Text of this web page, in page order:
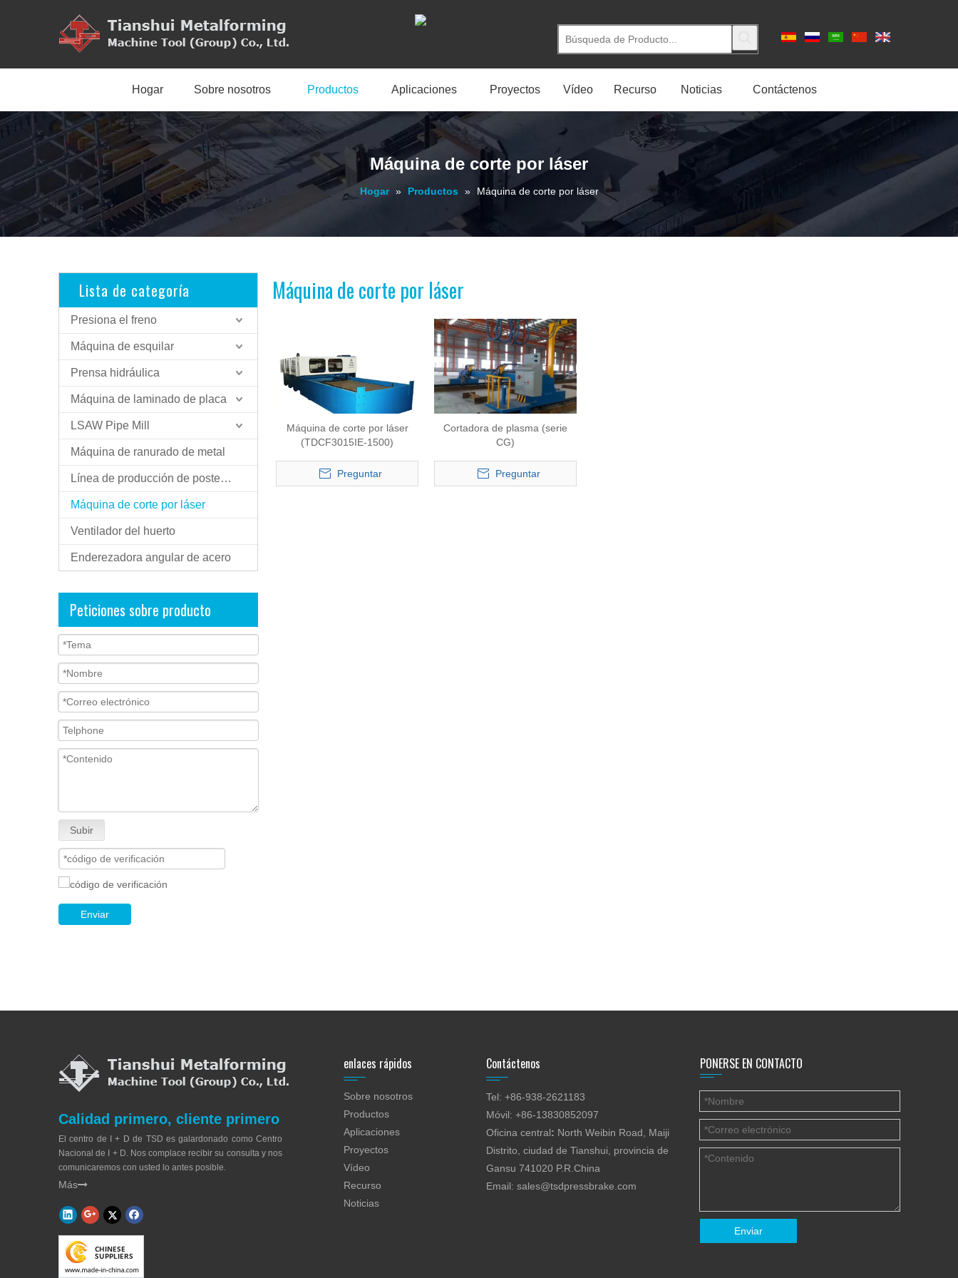
Hogar Sobre nosotros Productos Aplicaciones Proyectos Vídeo Recurso Noticias Contáctenos
Máquina de corte por láser
Hogar » Productos » Máquina de corte por láser
Lista de categoría
Presiona el freno
Máquina de esquilar
Prensa hidráulica
Máquina de laminado de placa
LSAW Pipe Mill
Máquina de ranurado de metal
Línea de producción de postes ligeros
Máquina de corte por láser
Ventilador del huerto
Enderezadora angular de acero
Peticiones sobre producto
Subir
Enviar
Máquina de corte por láser
Máquina de corte por láser
(TDCF3015IE-1500)
Preguntar
Cortadora de plasma (serie
CG)
Preguntar
Calidad primero, cliente primero
El centro de I + D de TSD es galardonado como Centro
Nacional de I + D. Nos complace recibir su consulta y nos
comunicaremos con usted lo antes posible.
Más
enlaces rápidos
Sobre nosotros
Productos
Aplicaciones
Proyectos
Vídeo
Recurso
Noticias
Contáctenos
Tel: +86-938-2621183
Móvil: +86-13830852097
Oficina central: North Weibin Road, Maiji
Distrito, ciudad de Tianshui, provincia de
Gansu 741020 P.R.China
Email: sales@tsdpressbrake.com
PONERSE EN CONTACTO
Enviar